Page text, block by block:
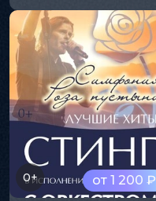
от 1 200 ₽
0+